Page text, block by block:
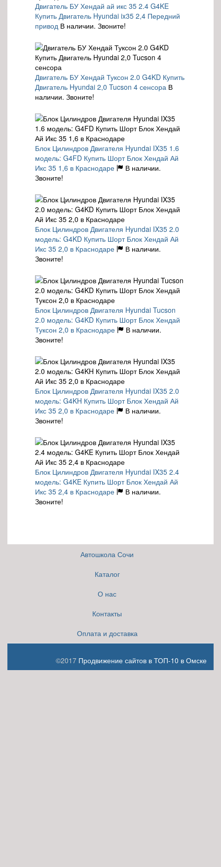
Двигатель БУ Хендай ай икс 35 2.4 G4KE
Купить Двигатель Hyundai ix35 2,4 Передний
привод В наличии. Звоните!
Двигатель БУ Хендай Туксон 2.0 G4KD Купить
Двигатель Hyundai 2,0 Tucson 4 сенсора В
наличии. Звоните!
Блок Цилиндров Двигателя Hyundai IX35 1.6
модель: G4FD Купить Шорт Блок Хендай Ай
Икс 35 1,6 в Краснодаре
В наличии.
Звоните!
Блок Цилиндров Двигателя Hyundai IX35 2.0
модель: G4KD Купить Шорт Блок Хендай Ай
Икс 35 2,0 в Краснодаре
В наличии.
Звоните!
Блок Цилиндров Двигателя Hyundai Tucson
2.0 модель: G4KD Купить Шорт Блок Хендай
Туксон 2,0 в Краснодаре
В наличии.
Звоните!
Блок Цилиндров Двигателя Hyundai IX35 2.0
модель: G4KH Купить Шорт Блок Хендай Ай
Икс 35 2,0 в Краснодаре
В наличии.
Звоните!
Блок Цилиндров Двигателя Hyundai IX35 2.4
модель: G4KE Купить Шорт Блок Хендай Ай
Икс 35 2,4 в Краснодаре
В наличии.
Звоните!
Автошкола Сочи
Каталог
О нас
Контакты
Оплата и доставка
©2017 Продвижение сайтов в ТОП-10 в Омске